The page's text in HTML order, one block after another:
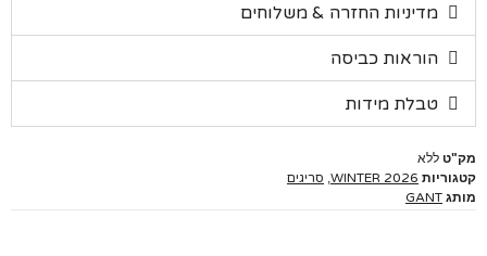
מדיניות החזרה & משלוחים
הוראות כביסה
טבלת מידות
מק"ט ללא
קטגוריות WINTER 2026 סריגים
מותג GANT